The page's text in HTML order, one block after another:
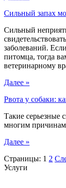
Сильный запах
Сильный
заболеваний.
питомца, тогда
ветеринарному
Далее »
Рвота у собаки:
Такие серьезные
многим причинам
Далее »
Страницы: 1 2
Услуги